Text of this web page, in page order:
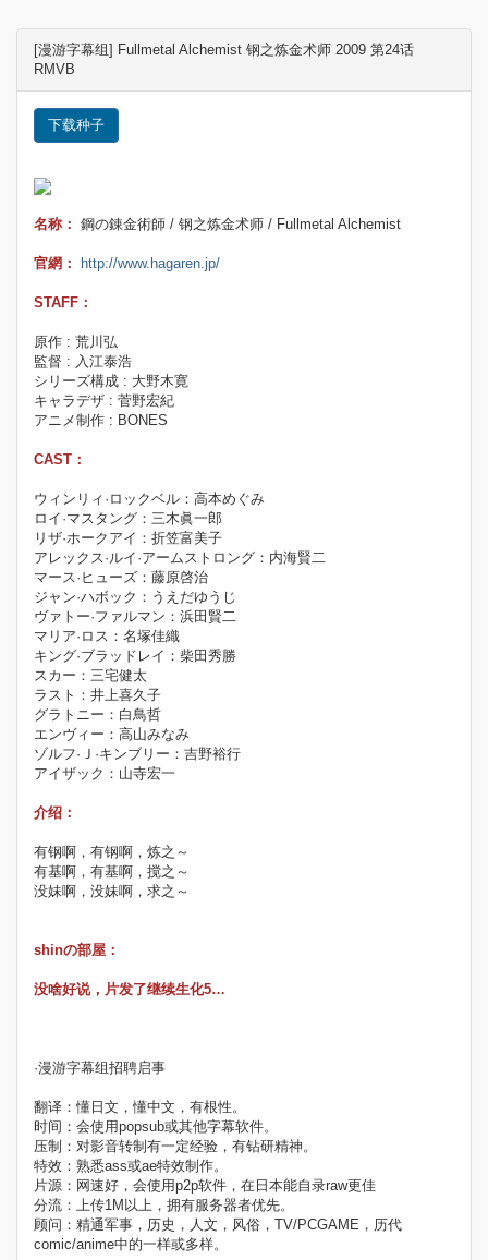
[漫游字幕组] Fullmetal Alchemist 钢之炼金术师 2009 第24话
RMVB
下载种子
名称： 鋼の錬金術師 / 钢之炼金术师 / Fullmetal Alchemist
官網： http://www.hagaren.jp/
STAFF：
原作 : 荒川弘
監督 : 入江泰浩
シリーズ構成 : 大野木寛
キャラデザ : 菅野宏紀
アニメ制作 : BONES
CAST：
ウィンリィ·ロックベル：高本めぐみ
ロイ·マスタング：三木眞一郎
リザ·ホークアイ：折笠富美子
アレックス·ルイ·アームストロング：内海賢二
マース·ヒューズ：藤原啓治
ジャン·ハボック：うえだゆうじ
ヴァトー·ファルマン：浜田賢二
マリア·ロス：名塚佳織
キング·ブラッドレイ：柴田秀勝
スカー：三宅健太
ラスト：井上喜久子
グラトニー：白鳥哲
エンヴィー：高山みなみ
ゾルフ·Ｊ·キンブリー：吉野裕行
アイザック：山寺宏一
介绍：
有钢啊，有钢啊，炼之～
有基啊，有基啊，搅之～
没妹啊，没妹啊，求之～
shinの部屋：
没啥好说，片发了继续生化5…
·漫游字幕组招聘启事
翻译：懂日文，懂中文，有根性。
时间：会使用popsub或其他字幕软件。
压制：对影音转制有一定经验，有钻研精神。
特效：熟悉ass或ae特效制作。
片源：网速好，会使用p2p软件，在日本能自录raw更佳
分流：上传1M以上，拥有服务器者优先。
顾问：精通军事，历史，人文，风俗，TV/PCGAME，历代
comic/anime中的一样或多样。